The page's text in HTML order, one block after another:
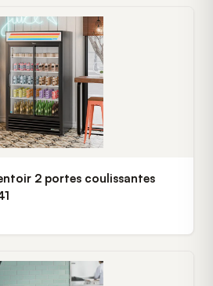
2 portes coulissantes